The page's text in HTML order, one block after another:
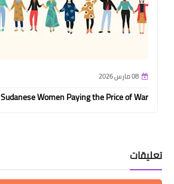
08 مارس 2026
Sudanese Women Paying the Price of War
تعليقات